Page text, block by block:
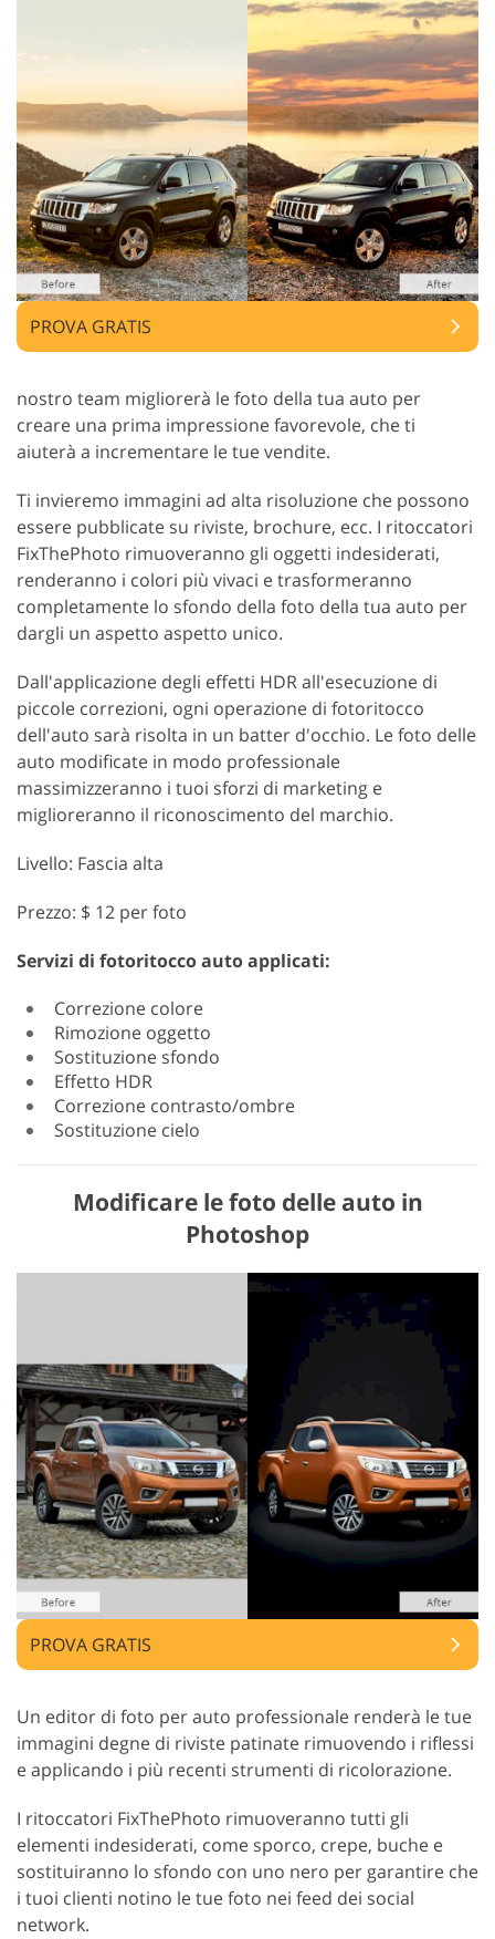
PROVA GRATIS
nostro team migliorerà le foto della tua auto per
creare una prima impressione favorevole, che ti
aiuterà a incrementare le tue vendite.
Ti invieremo immagini ad alta risoluzione che possono
essere pubblicate su riviste, brochure, ecc. I ritoccatori
FixThePhoto rimuoveranno gli oggetti indesiderati,
renderanno i colori più vivaci e trasformeranno
completamente lo sfondo della foto della tua auto per
dargli un aspetto aspetto unico.
Dall'applicazione degli effetti HDR all'esecuzione di
piccole correzioni, ogni operazione di fotoritocco
dell'auto sarà risolta in un batter d'occhio. Le foto delle
auto modificate in modo professionale
massimizzeranno i tuoi sforzi di marketing e
miglioreranno il riconoscimento del marchio.
Livello: Fascia alta
Prezzo: $ 12 per foto
Servizi di fotoritocco auto applicati:
Correzione colore
Rimozione oggetto
Sostituzione sfondo
Effetto HDR
Correzione contrasto/ombre
Sostituzione cielo
Modificare le foto delle auto in
Photoshop
PROVA GRATIS
Un editor di foto per auto professionale renderà le tue
immagini degne di riviste patinate rimuovendo i riflessi
e applicando i più recenti strumenti di ricolorazione.
I ritoccatori FixThePhoto rimuoveranno tutti gli
elementi indesiderati, come sporco, crepe, buche e
sostituiranno lo sfondo con uno nero per garantire che
i tuoi clienti notino le tue foto nei feed dei social
network.